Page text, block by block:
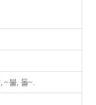
~불, 돌~.